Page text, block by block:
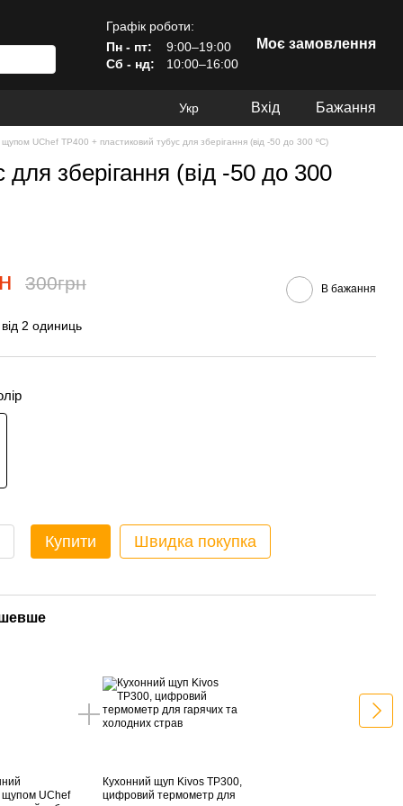
Графік роботи:
Пн - пт:
9:00–19:00
Сб - нд:
10:00–16:00
Моє замовлення
Укр Вхід Бажання
UChef TP400 + пластиковий тубус для зберігання (від -50 до 300 ºC)
зберігання (від -50 до 300
300грн В бажання
2 одиниць
Купити Швидка покупка
щупом UChef
Кухонний щуп Kivos TP300,
цифровий термометр для